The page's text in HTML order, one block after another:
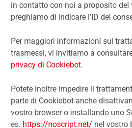
in contatto con noi a proposito del
preghiamo di indicare l’ID del
Per maggiori informazioni sul
trasmessi, vi invitiamo a
privacy di Cookiebot.
Potete inoltre impedire il
parte di Cookiebot anche
vostro browser o installando uno
es. https://noscript.net/ nel vostro